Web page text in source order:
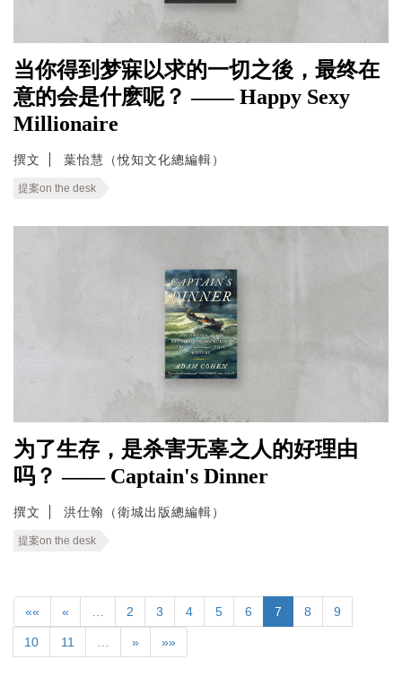
当你得到梦寐以求的一切之後，最终在
意的会是什麽呢？ —— Happy Sexy
Millionaire
撰文 葉怡慧（悅知文化總編輯）
提案on the desk
为了生存，是杀害无辜之人的好理由
吗？ —— Captain's Dinner
撰文 洪仕翰（衛城出版總編輯）
提案on the desk
«« « 2 3 4 5 6 7 8 9
10 11 » »»